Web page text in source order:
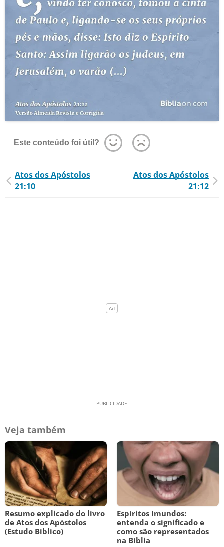
Este conteúdo foi útil?
Atos dos Apóstolos
21:10
Atos dos Apóstolos
21:12
Veja também
Resumo explicado do livro
de Atos dos Apóstolos
(Estudo Bíblico)
Espíritos Imundos:
entenda o significado e
como são representados
na Bíblia